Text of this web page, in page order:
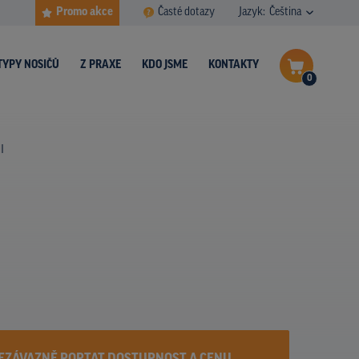
Promo akce Časté dotazy Jazyk: Čeština
0
NOSIČŮ Z PRAXE KDO JSME KONTAKTY